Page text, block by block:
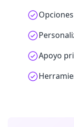
Apoyo